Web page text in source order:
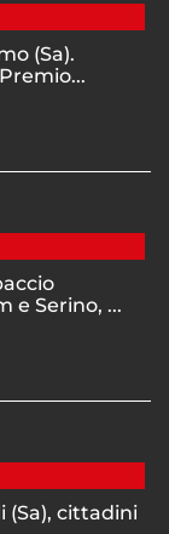
(Sa).
e Serino, ...
(Sa), cittadini